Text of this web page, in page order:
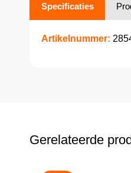
Specificaties
Artikelnummer:
Gerelateerde